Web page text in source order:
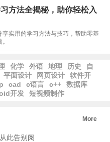
方法全揭秘，助你轻松入
实用的学习方法与技巧，帮助零基
化学 外语 地理 历史
自
平面设计 网页设计
软件开
cad c语言 c++
数据库
开发 短视频制作
More
此告别阅